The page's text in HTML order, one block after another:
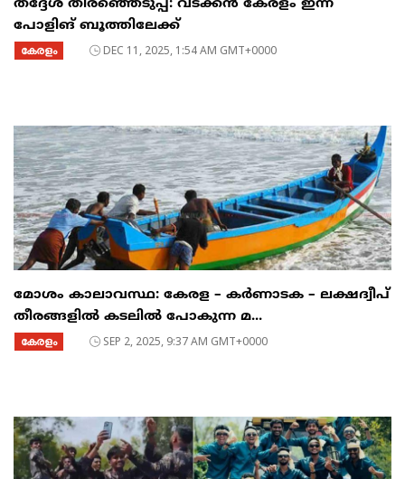
തദ്ദേശ തിരഞ്ഞെടുപ്പ്: വടക്കന്‍ കേരളം ഇന്ന്
പോളിങ് ബൂത്തിലേക്ക്
കേരളം DEC 11, 2025, 1:54 AM GMT+0000
മോശം കാലാവസ്ഥ: കേരള – കർണാടക – ലക്ഷദ്വീപ്
തീരങ്ങളിൽ കടലിൽ പോകുന്ന മ...
കേരളം SEP 2, 2025, 9:37 AM GMT+0000